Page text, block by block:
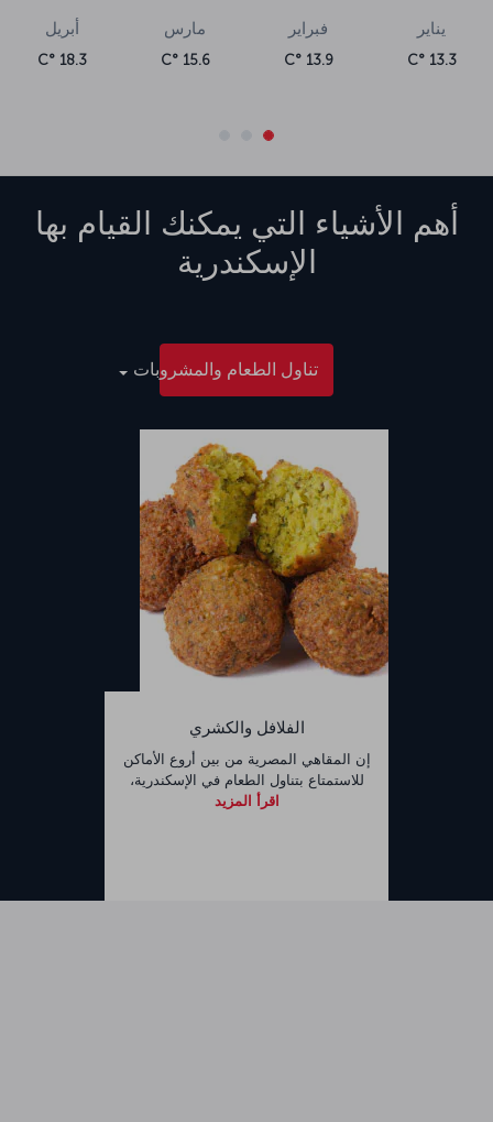
يناير
13.3 °C
فبراير
13.9 °C
مارس
15.6 °C
أبريل
18.3 °C
أهم الأشياء التي يمكنك القيام بها
الإسكندرية
تناول الطعام والمشروبات
الفلافل والكشري
إن المقاهي المصرية من بين أروع الأماكن
للاستمتاع بتناول الطعام في الإسكندرية،
اقرأ المزيد